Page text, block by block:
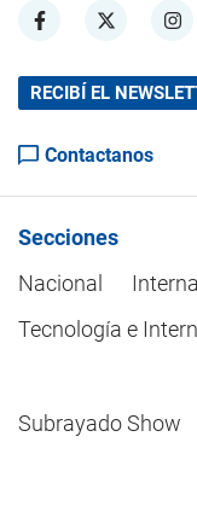
RECIBÍ EL
Contactanos
Secciones
Nacional
Tecnología e
Subrayado Show